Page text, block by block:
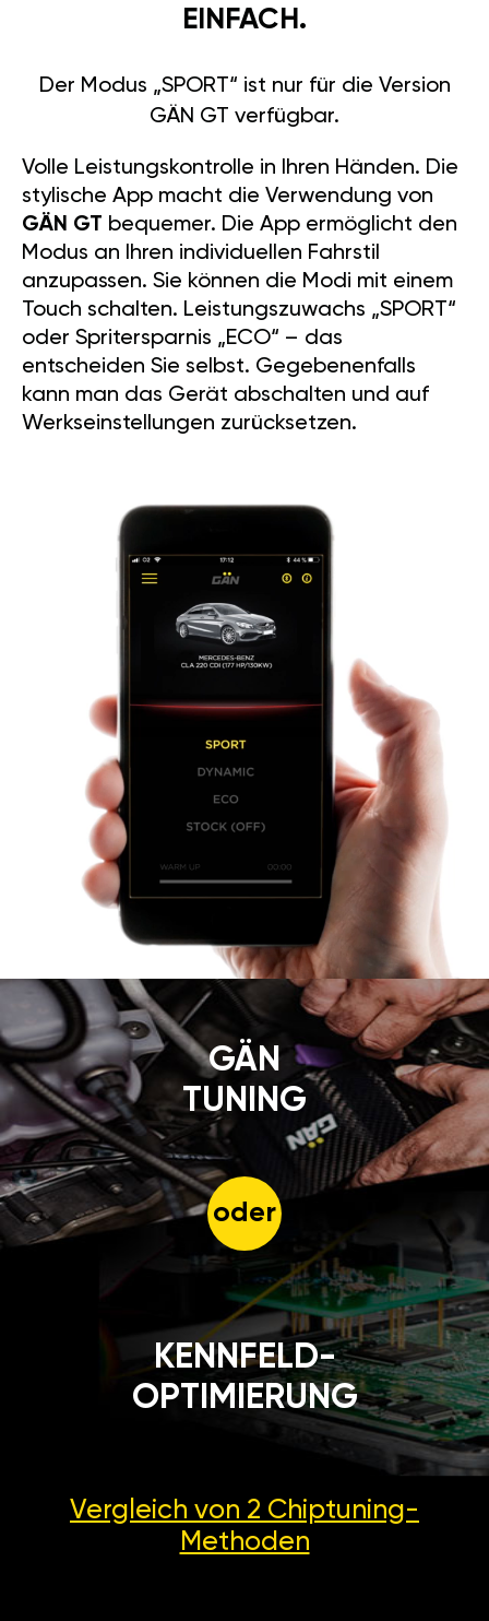
EINFACH.
Der Modus „SPORT“ ist nur für die Version
GÄN GT verfügbar.
Volle Leistungskontrolle in Ihren Händen. Die
stylische App macht die Verwendung von
GÄN GT bequemer. Die App ermöglicht den
Modus an Ihren individuellen Fahrstil
anzupassen. Sie können die Modi mit einem
Touch schalten. Leistungszuwachs „SPORT“
oder Spritersparnis „ECO“ – das
entscheiden Sie selbst. Gegebenenfalls
kann man das Gerät abschalten und auf
Werkseinstellungen zurücksetzen.
GÄN
TUNING
oder
KENNFELD-
OPTIMIERUNG
Vergleich von 2 Chiptuning-
Methoden